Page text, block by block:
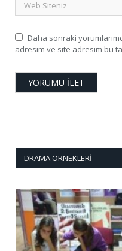
Daha sonraki
adresim ve site adresim bu
DRAMA ÖRNEKLERI